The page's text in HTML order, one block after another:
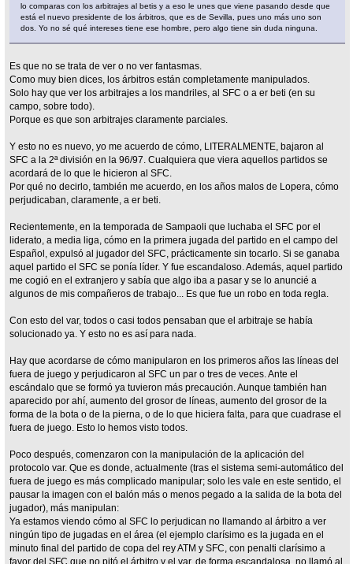
lo comparas con los arbitrajes al betis y a eso le unes que viene pasando desde que
está el nuevo presidente de los árbitros, que es de Sevilla, pues uno más uno son
dos. Yo no sé qué intereses tiene ese hombre, pero algo tiene sin duda ninguna.
Es que no se trata de ver o no ver fantasmas.
Como muy bien dices, los árbitros están completamente manipulados.
Solo hay que ver los arbitrajes a los mandriles, al SFC o a er beti (en su
campo, sobre todo).
Porque es que son arbitrajes claramente parciales.
Y esto no es nuevo, yo me acuerdo de cómo, LITERALMENTE, bajaron al
SFC a la 2ª división en la 96/97. Cualquiera que viera aquellos partidos se
acordará de lo que le hicieron al SFC.
Por qué no decirlo, también me acuerdo, en los años malos de Lopera, cómo
perjudicaban, claramente, a er beti.
Recientemente, en la temporada de Sampaoli que luchaba el SFC por el
liderato, a media liga, cómo en la primera jugada del partido en el campo del
Español, expulsó al jugador del SFC, prácticamente sin tocarlo. Si se ganaba
aquel partido el SFC se ponía líder. Y fue escandaloso. Además, aquel partido
me cogió en el extranjero y sabía que algo iba a pasar y se lo anuncié a
algunos de mis compañeros de trabajo... Es que fue un robo en toda regla.
Con esto del var, todos o casi todos pensaban que el arbitraje se había
solucionado ya. Y esto no es así para nada.
Hay que acordarse de cómo manipularon en los primeros años las líneas del
fuera de juego y perjudicaron al SFC un par o tres de veces. Ante el
escándalo que se formó ya tuvieron más precaución. Aunque también han
aparecido por ahí, aumento del grosor de líneas, aumento del grosor de la
forma de la bota o de la pierna, o de lo que hiciera falta, para que cuadrase el
fuera de juego. Esto lo hemos visto todos.
Poco después, comenzaron con la manipulación de la aplicación del
protocolo var. Que es donde, actualmente (tras el sistema semi-automático del
fuera de juego es más complicado manipular; solo les vale en este sentido, el
pausar la imagen con el balón más o menos pegado a la salida de la bota del
jugador), más manipulan:
Ya estamos viendo cómo al SFC lo perjudican no llamando al árbitro a ver
ningún tipo de jugadas en el área (el ejemplo clarísimo es la jugada en el
minuto final del partido de copa del rey ATM y SFC, con penalti clarísimo a
favor del SFC que no pitó el árbitro y el var, de forma escandalosa, no llamó al